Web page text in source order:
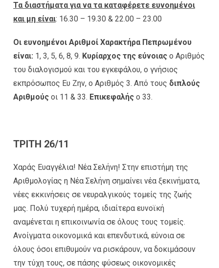
Τα διαστήματα για να τα καταφέρετε ευνοημένοι
και μη είναι: 16.30 – 19.30 & 22.00 – 23.00
Οι ευνοημένοι Αριθμοί Χαρακτήρα Πεπρωμένου
είναι: 1, 3, 5, 6, 8, 9. Κυρίαρχος της εύνοιας ο Αριθμός
του διαλογισμού και του εγκεφάλου, ο γνήσιος
εκπρόσωπος Ευ Ζην, ο Αριθμός 3. Από τους διπλούς
Αριθμούς οι 11 & 33. Επικεφαλής ο 33.
ΤΡΙΤΗ 26/11
Χαράς Ευαγγέλια! Νέα Σελήνη! Στην επιστήμη της
Αριθμολογίας η Νέα Σελήνη σημαίνει νέα ξεκινήματα,
νέες εκκινήσεις σε νευραλγικούς τομείς της ζωής
μας. Πολύ τυχερή ημέρα, ιδιαίτερα ευνοϊκή
αναμένεται η επικοινωνία σε όλους τους τομείς.
Ανοίγματα οικονομικά και επενδυτικά, εύνοια σε
όλους όσοι επιθυμούν να ρισκάρουν, να δοκιμάσουν
την τύχη τους, σε πάσης φύσεως οικονομικές